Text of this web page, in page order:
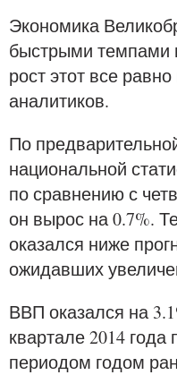
Экономика
быстрыми темпами
рост этот все
аналитиков.
По
национальной
по сравнению с
он вырос на 0.7%.
оказался ниже
ожидавших
ВВП оказался на
квартале 2014
периодом годом